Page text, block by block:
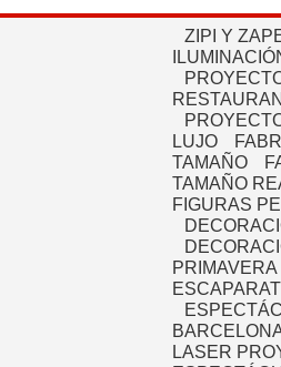
ZIPI Y
LUJO
TAMAÑO
TAMAÑO
FIGURAS
PRIMAVERA
LASER